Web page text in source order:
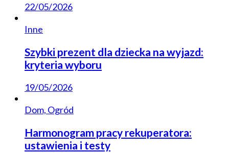
22/05/2026
Inne
Szybki prezent dla dziecka na wyjazd:
kryteria wyboru
19/05/2026
Dom, Ogród
Harmonogram pracy rekuperatora:
ustawienia i testy